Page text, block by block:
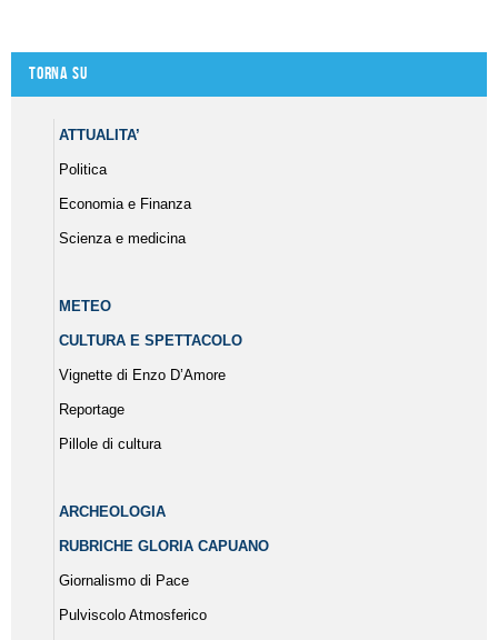
Torna su
ATTUALITA’
Politica
Economia e Finanza
Scienza e medicina
METEO
CULTURA E SPETTACOLO
Vignette di Enzo D’Amore
Reportage
Pillole di cultura
ARCHEOLOGIA
RUBRICHE GLORIA CAPUANO
Giornalismo di Pace
Pulviscolo Atmosferico